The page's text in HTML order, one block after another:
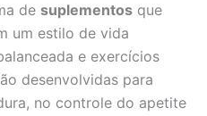
de suplementos que
um estilo de vida
e exercícios
desenvolvidas para
no controle do apetite